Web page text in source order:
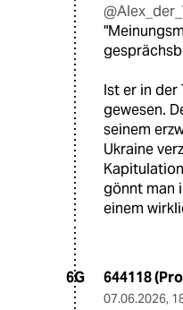
Ist er in der
gewesen.
seinem
Ukraine
gönnt man
einem
6G 644118
07.06.2026,